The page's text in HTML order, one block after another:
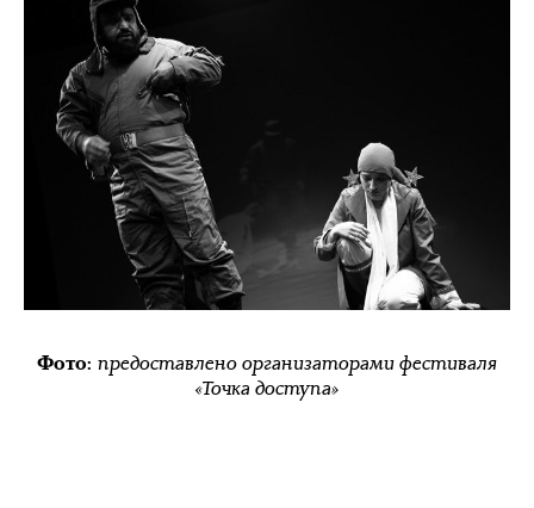
Фото: предоставлено организаторами фестиваля
«Точка доступа»